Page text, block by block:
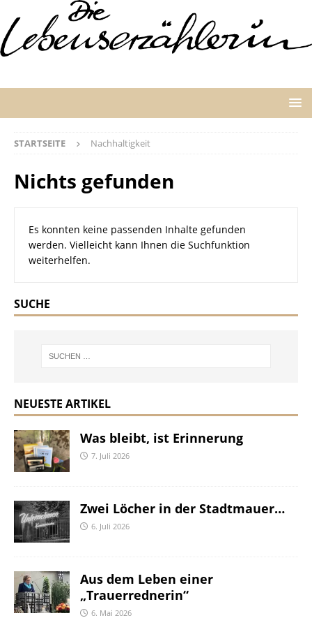
STARTSEITE Nachhaltigkeit
Nichts gefunden
Es konnten keine passenden Inhalte gefunden
werden. Vielleicht kann Ihnen die Suchfunktion
weiterhelfen.
SUCHE
NEUESTE ARTIKEL
Was bleibt, ist Erinnerung
7. Juli 2026
Zwei Löcher in der Stadtmauer…
6. Juli 2026
Aus dem Leben einer
„Trauerrednerin“
6. Mai 2026